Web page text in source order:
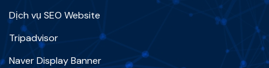
Dịch vụ SEO Website
Tripadvisor
Naver Display Banner